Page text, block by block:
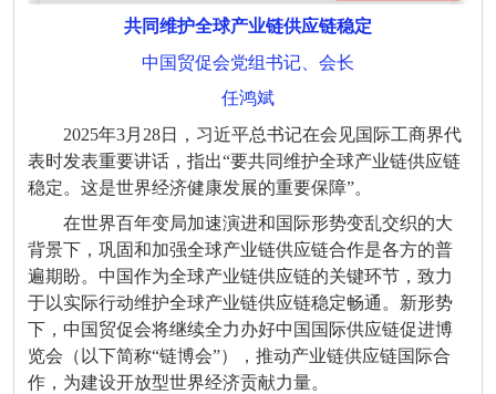
共同维护全球产业链供应链稳定
中国贸促会党组书记、会长
任鸿斌
2025年3月28日，习近平总书记在会见国际工商界代
表时发表重要讲话，指出“要共同维护全球产业链供应链
稳定。这是世界经济健康发展的重要保障”。
在世界百年变局加速演进和国际形势变乱交织的大
背景下，巩固和加强全球产业链供应链合作是各方的普
遍期盼。中国作为全球产业链供应链的关键环节，致力
于以实际行动维护全球产业链供应链稳定畅通。新形势
下，中国贸促会将继续全力办好中国国际供应链促进博
览会（以下简称“链博会”），推动产业链供应链国际合
作，为建设开放型世界经济贡献力量。